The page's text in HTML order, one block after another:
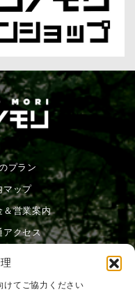
けてご協力ください
プラン
マップ
＆営業案内
アクセス